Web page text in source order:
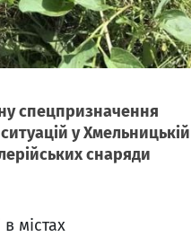
спецпризначення
у Хмельницькій
снаряди
містах